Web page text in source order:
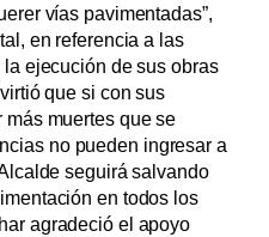
vías pavimentadas”,
en referencia a las
ejecución de sus obras
que si con sus
muertes que se
no pueden ingresar a
seguirá salvando
en todos los
agradeció el apoyo